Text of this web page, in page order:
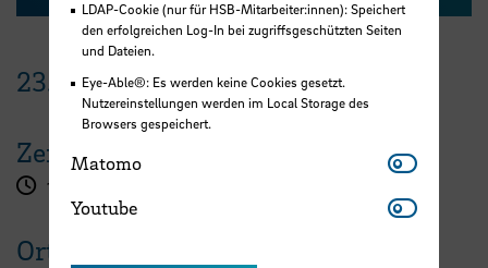
23. Juni2022
Zeit
16:00 Uhr
Ort
LDAP-Cookie (nur für HSB-Mitarbeiter:innen): Speichert
den erfolgreichen Log-In bei zugriffsgeschützten Seiten
und Dateien.
Eye-Able®: Es werden keine Cookies gesetzt.
Nutzereinstellungen werden im Local Storage des
Browsers gespeichert.
Matomo Matomo
Youtube Youtube